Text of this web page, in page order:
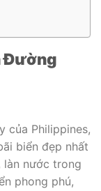
Đường
của Philippines,
biển đẹp nhất
nước trong
phong phú,